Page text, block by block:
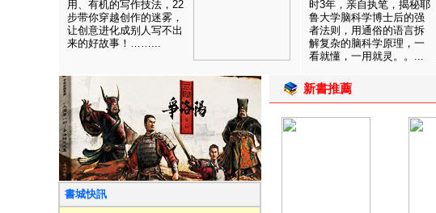
用、有机的写作技法，22
步带你穿越创作的迷雾，
让创意进化成别人写不出
来的好故事！……...
时3年，亲自执笔，揭秘耶
鲁大学脑科学博士后的强
者法则，用通俗的语言拆
解复杂的脑科学原理，一
看就懂，一用就灵。。...
書城快訊
新書推薦